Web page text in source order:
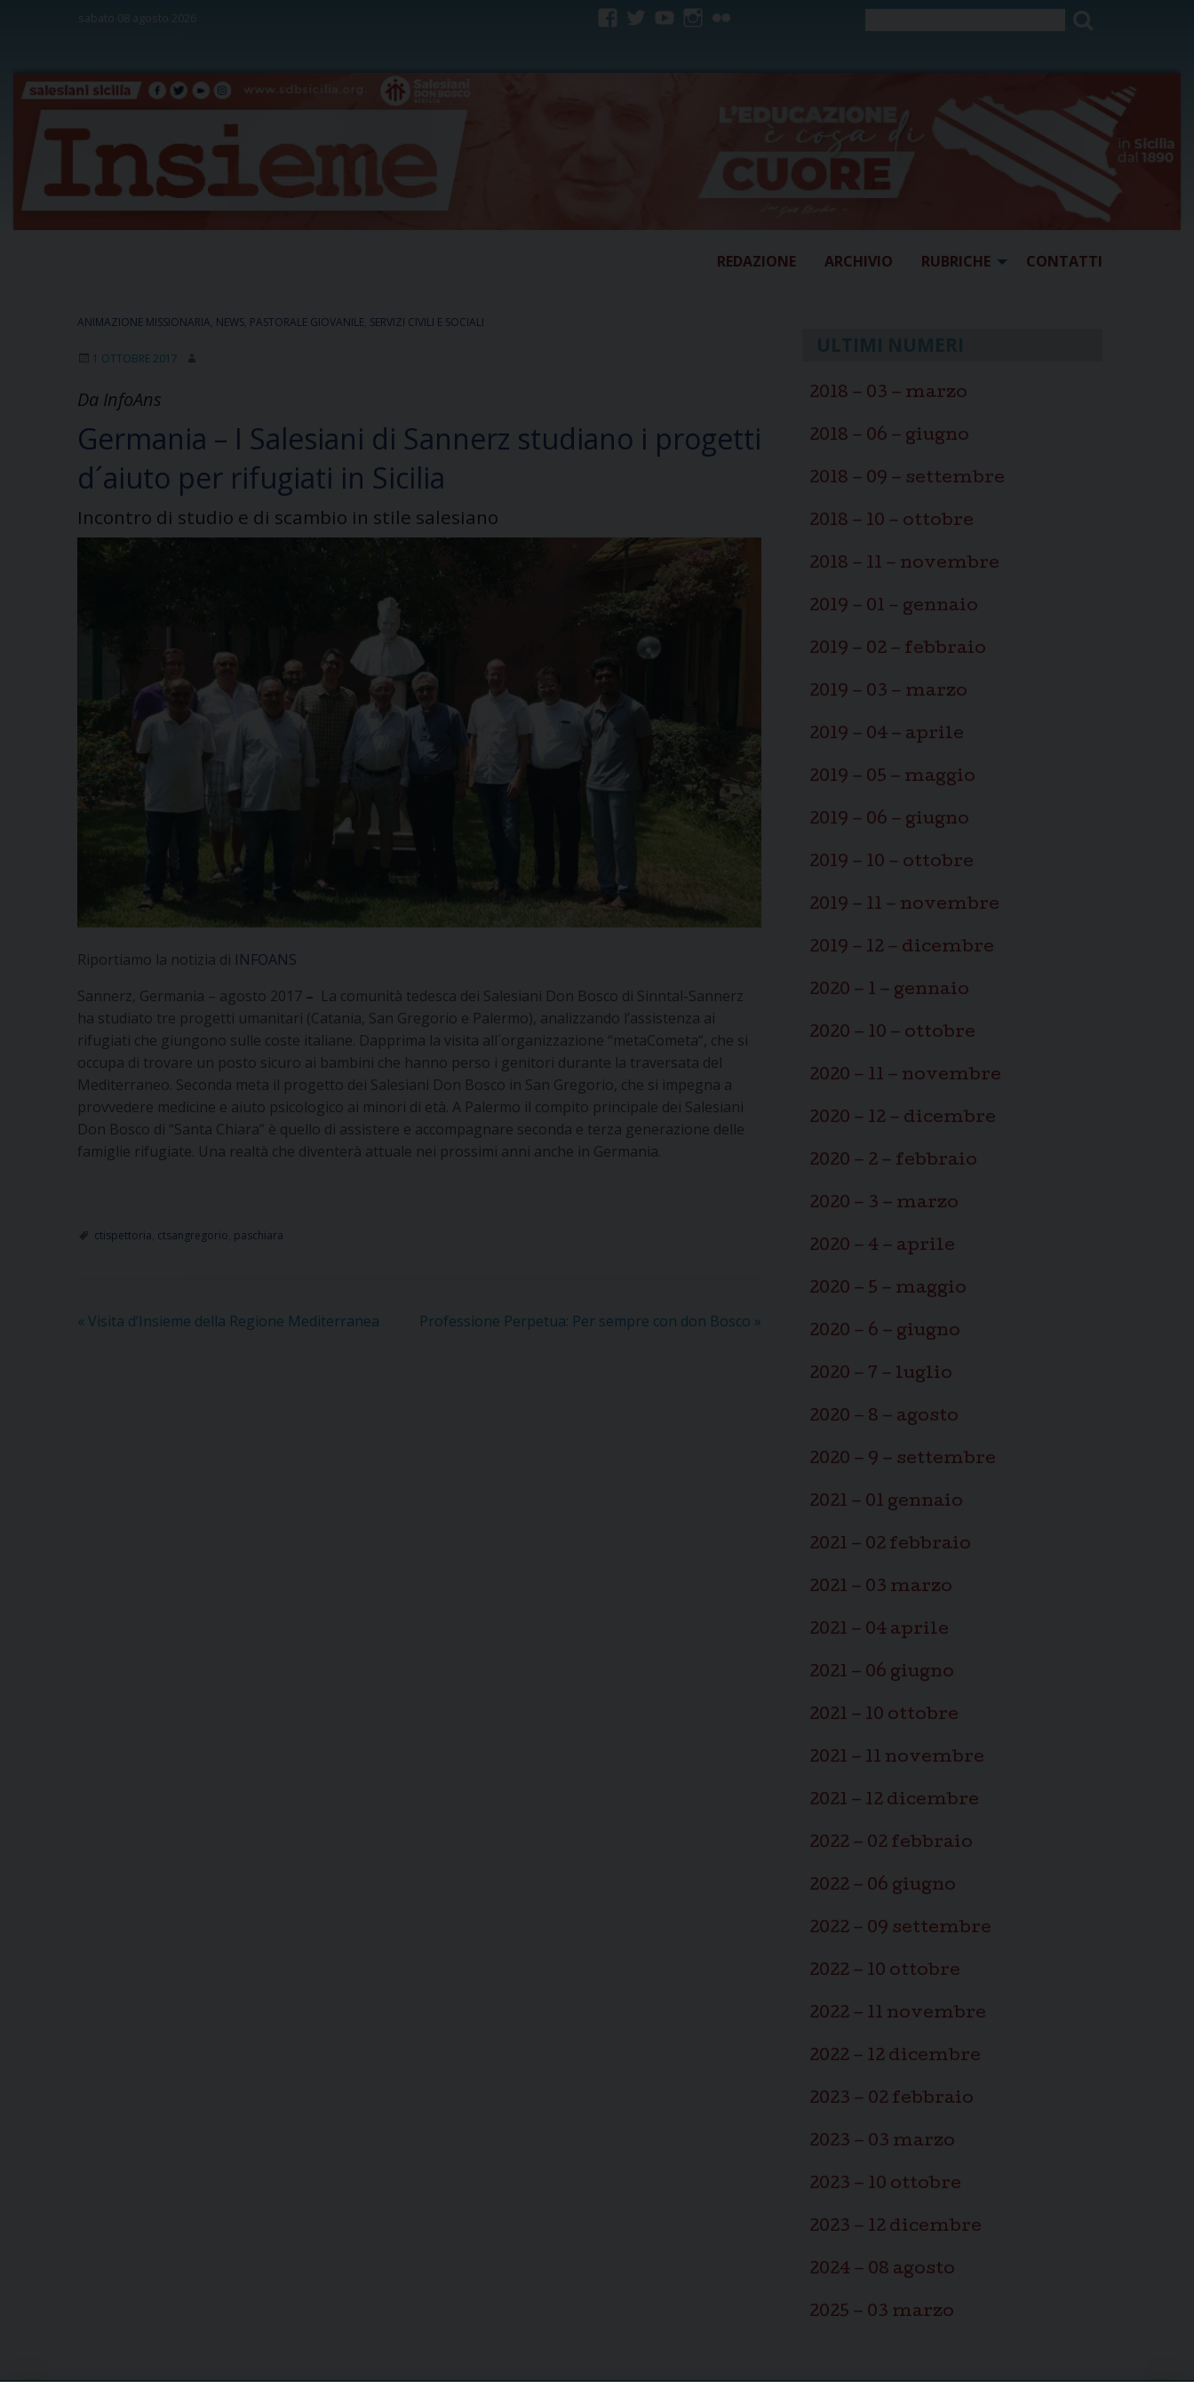
sabato 08 agosto 2026
REDAZIONE ARCHIVIO RUBRICHE CONTATTI
ANIMAZIONE MISSIONARIA NEWS PASTORALE GIOVANILE SERVIZI CIVILI E SOCIALI
1 OTTOBRE 2017
Da InfoAns
Germania – I Salesiani di Sannerz studiano i progetti
d´aiuto per rifugiati in Sicilia
Incontro di studio e di scambio in stile salesiano
Riportiamo la notizia di INFOANS
Sannerz, Germania – agosto 2017 – La comunità tedesca dei Salesiani Don Bosco di Sinntal-Sannerz
ha studiato tre progetti umanitari (Catania, San Gregorio e Palermo), analizzando l’assistenza ai
rifugiati che giungono sulle coste italiane. Dapprima la visita all´organizzazione “metaCometa“, che si
occupa di trovare un posto sicuro ai bambini che hanno perso i genitori durante la traversata del
Mediterraneo. Seconda meta il progetto dei Salesiani Don Bosco in San Gregorio, che si impegna a
provvedere medicine e aiuto psicologico ai minori di età. A Palermo il compito principale dei Salesiani
Don Bosco di “Santa Chiara” è quello di assistere e accompagnare seconda e terza generazione delle
famiglie rifugiate. Una realtà che diventerà attuale nei prossimi anni anche in Germania.
ctispettoria ctsangregorio paschiara
« Visita d’Insieme della Regione Mediterranea Professione Perpetua: Per sempre con don Bosco »
2018 – 03 – marzo
2018 – 06 – giugno
2018 – 09 – settembre
2018 – 10 – ottobre
2018 – 11 – novembre
2019 – 01 – gennaio
2019 – 02 – febbraio
2019 – 03 – marzo
2019 – 04 – aprile
2019 – 05 – maggio
2019 – 06 – giugno
2019 – 10 – ottobre
2019 – 11 – novembre
2019 – 12 – dicembre
2020 – 1 – gennaio
2020 – 10 – ottobre
2020 – 11 – novembre
2020 – 12 – dicembre
2020 – 2 – febbraio
2020 – 3 – marzo
2020 – 4 – aprile
2020 – 5 – maggio
2020 – 6 – giugno
2020 – 7 – luglio
2020 – 8 – agosto
2020 – 9 – settembre
2021 – 01 gennaio
2021 – 02 febbraio
2021 – 03 marzo
2021 – 04 aprile
2021 – 06 giugno
2021 – 10 ottobre
2021 – 11 novembre
2021 – 12 dicembre
2022 – 02 febbraio
2022 – 06 giugno
2022 – 09 settembre
2022 – 10 ottobre
2022 – 11 novembre
2022 – 12 dicembre
2023 – 02 febbraio
2023 – 03 marzo
2023 – 10 ottobre
2023 – 12 dicembre
2024 – 08 agosto
2025 – 03 marzo